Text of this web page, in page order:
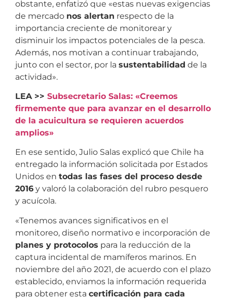
obstante, enfatizó que «estas nuevas exigencias
de mercado nos alertan respecto de la
importancia creciente de monitorear y
disminuir los impactos potenciales de la pesca.
Además, nos motivan a continuar trabajando,
junto con el sector, por la sustentabilidad de la
actividad».
LEA >> Subsecretario Salas: «Creemos
firmemente que para avanzar en el desarrollo
de la acuicultura se requieren acuerdos
amplios»
En ese sentido, Julio Salas explicó que Chile ha
entregado la información solicitada por Estados
Unidos en todas las fases del proceso desde
2016 y valoró la colaboración del rubro pesquero
y acuícola.
«Tenemos avances significativos en el
monitoreo, diseño normativo e incorporación de
planes y protocolos para la reducción de la
captura incidental de mamíferos marinos. En
noviembre del año 2021, de acuerdo con el plazo
establecido, enviamos la información requerida
para obtener esta certificación para cada